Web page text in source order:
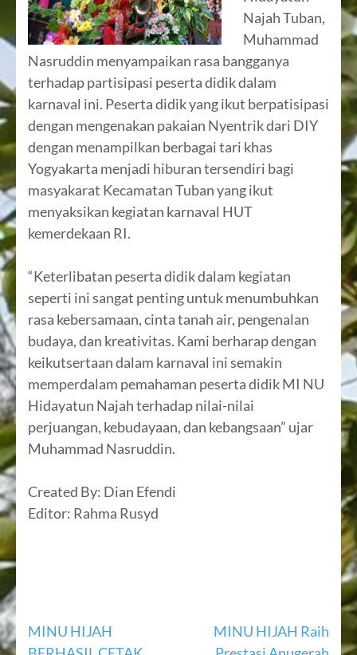
Najah Tuban,
Muhammad
Nasruddin menyampaikan rasa bangganya
terhadap partisipasi peserta didik dalam
karnaval ini. Peserta didik yang ikut berpatisipasi
dengan mengenakan pakaian Nyentrik dari DIY
dengan menampilkan berbagai tari khas
Yogyakarta menjadi hiburan tersendiri bagi
masyakarat Kecamatan Tuban yang ikut
menyaksikan kegiatan karnaval HUT
kemerdekaan RI.
“Keterlibatan peserta didik dalam kegiatan
seperti ini sangat penting untuk menumbuhkan
rasa kebersamaan, cinta tanah air, pengenalan
budaya, dan kreativitas. Kami berharap dengan
keikutsertaan dalam karnaval ini semakin
memperdalam pemahaman peserta didik MI NU
Hidayatun Najah terhadap nilai-nilai
perjuangan, kebudayaan, dan kebangsaan” ujar
Muhammad Nasruddin.
Created By: Dian Efendi
Editor: Rahma Rusyd
MINU HIJAH
MINU HIJAH Raih